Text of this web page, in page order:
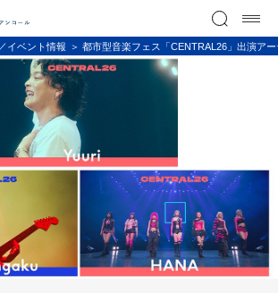
イベント情報 都市型音楽フェス「CENTRAL26」出演ア